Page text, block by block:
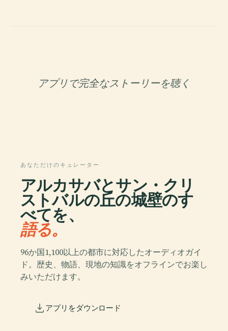
アプリで完全なストーリーを聴く
あなただけのキュレーター
アルカサバとサン・クリ
ストバルの丘の城壁のす
べてを、
語る。
96か国1,100以上の都市に対応したオーディオガイ
ド。歴史、物語、現地の知識をオフラインでお楽し
みいただけます。
アプリをダウンロード